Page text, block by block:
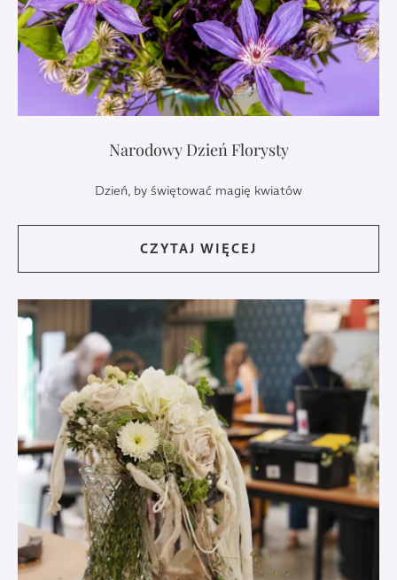
Narodowy Dzień Florysty
Dzień, by świętować magię kwiatów
CZYTAJ WIĘCEJ